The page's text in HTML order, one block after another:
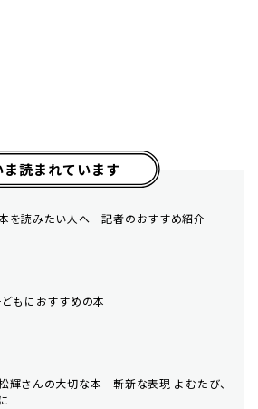
ま読まれています
を読みたい人へ 記者のおすすめ紹介
もにおすすめの本
輝さんの大切な本 斬新な表現 よむたび、